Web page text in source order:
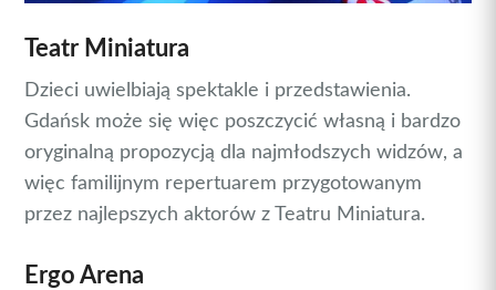
Teatr Miniatura
Dzieci uwielbiają spektakle i przedstawienia.
Gdańsk może się więc poszczycić własną i bardzo
oryginalną propozycją dla najmłodszych widzów, a
więc familijnym repertuarem przygotowanym
przez najlepszych aktorów z Teatru Miniatura.
Ergo Arena